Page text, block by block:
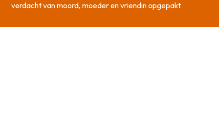
verdacht van moord, moeder en vriendin opgepakt